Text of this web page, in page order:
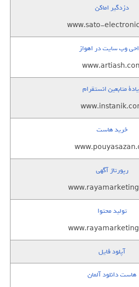
دزدگیر اماکن
www.sato-
وب سایت در اهواز
متابعين انستقرام
خرید هاست
رپورتاژ آگهی
تولید محتوا
آپلود فایل
هاست دانلود آلمان